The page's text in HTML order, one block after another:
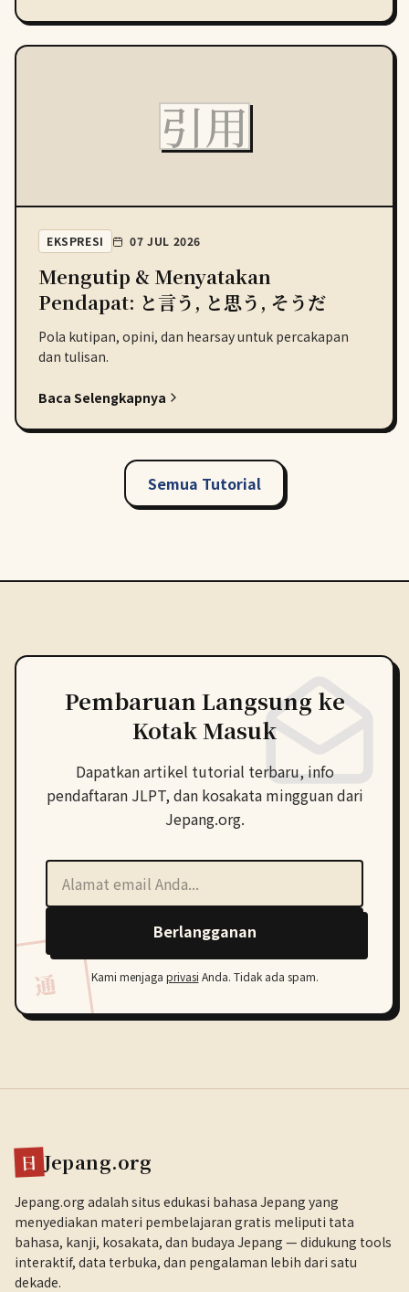
引用
EKSPRESI 07 JUL 2026
Mengutip & Menyatakan
Pendapat: と言う, と思う, そうだ
Pola kutipan, opini, dan hearsay untuk percakapan
dan tulisan.
Baca Selengkapnya
Semua Tutorial
通
Pembaruan Langsung ke
Kotak Masuk
Dapatkan artikel tutorial terbaru, info
pendaftaran JLPT, dan kosakata mingguan dari
Jepang.org.
Alamat Email
Berlangganan
Kami menjaga privasi Anda. Tidak ada spam.
日 Jepang.org
Jepang.org adalah situs edukasi bahasa Jepang yang
menyediakan materi pembelajaran gratis meliputi tata
bahasa, kanji, kosakata, dan budaya Jepang — didukung tools
interaktif, data terbuka, dan pengalaman lebih dari satu
dekade.